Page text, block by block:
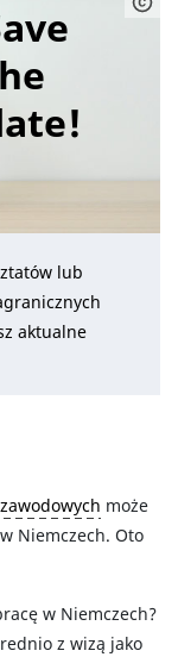
lub
aktualne
może
Niemczech. Oto
w Niemczech?
z wizą jako